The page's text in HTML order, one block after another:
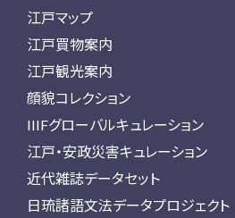
江戸マップ
江戸買物案内
江戸観光案内
顔貌コレクション
IIIFグローバルキュレーション
江戸・安政災害キュレーション
近代雑誌データセット
日琉諸語文法データプロジェクト